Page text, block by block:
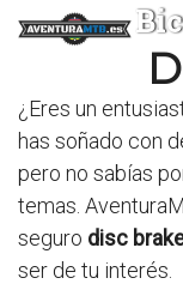
¿Eres un
has soñado con
pero no sabías
temas.
seguro disc
ser de tu interés.